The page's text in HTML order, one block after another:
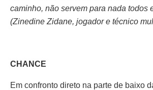
caminho, não servem para nada todos
(Zinedine Zidane, jogador e técnico
CHANCE
Em confronto direto na parte de baixo